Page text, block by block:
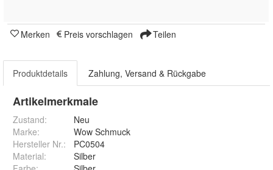
Merken Preis vorschlagen Teilen
Produktdetails Zahlung, Versand & Rückgabe
Artikelmerkmale
Zustand:
Neu
Marke:
Wow Schmuck
Hersteller Nr.:
PC0504
Material:
Silber